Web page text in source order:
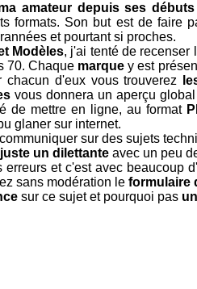
amateur depuis ses
formats. Son but est de faire
et pourtant si proches.
Modèles, j'ai tenté de recenser
70. Chaque marque y est
chacun d'eux vous trouverez
vous donnera un aperçu
de mettre en ligne, au format
glaner sur internet.
sur des sujets
un dilettante avec un peu
erreurs et c'est avec
sans modération leformulaire
sur ce sujet et pourquoi pas